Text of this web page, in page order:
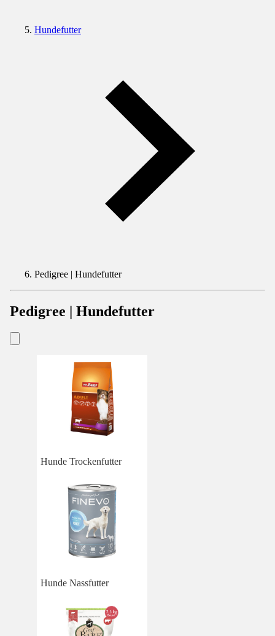
Hundefutter
Pedigree | Hundefutter
Pedigree | Hundefutter
Hunde Trockenfutter
Hunde Nassfutter